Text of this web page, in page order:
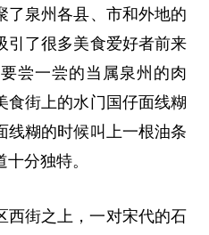
了泉州各县、市和外地的
引了很多美食爱好者前来
尝一尝的当属泉州的肉
食街上的水门国仔面线糊
线糊的时候叫上一根油条
分独特。
西街之上，一对宋代的石